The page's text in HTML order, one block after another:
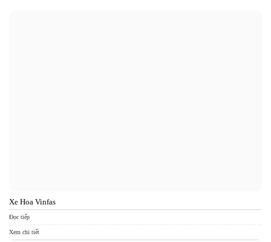
Xe Hoa Vinfas
Đọc tiếp
Xem chi tiết